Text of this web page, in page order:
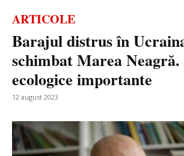
ARTICOLE
Barajul distrus în
schimbat Marea Neagră.
ecologice importante
12 august 2023